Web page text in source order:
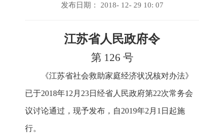
发布日期： 2018- 12- 29 10: 07
江苏省人民政府令
第 126 号
《江苏省社会救助家庭经济状况核对办法》
已于2018年12月23日经省人民政府第22次常务会
议讨论通过，现予发布，自2019年2月1日起施
行。